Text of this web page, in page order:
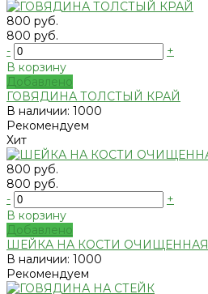
800 руб.
800 руб.
-
+
В корзину
Добавлено
ГОВЯДИНА ТОЛСТЫЙ КРАЙ
В наличии: 1000
Рекомендуем
Хит
800 руб.
800 руб.
-
+
В корзину
Добавлено
ШЕЙКА НА КОСТИ ОЧИЩЕННАЯ
В наличии: 1000
Рекомендуем